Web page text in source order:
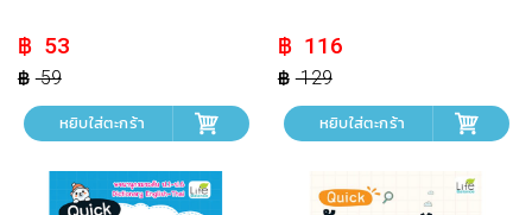
59
Original
price
was:
฿ 59.
53
Current
price
is:
฿ 53.
หยิบใส่ตะกร้า
129
Original
price
was:
฿ 129.
116
Current
price
is:
฿ 116.
หยิบใส่ตะกร้า